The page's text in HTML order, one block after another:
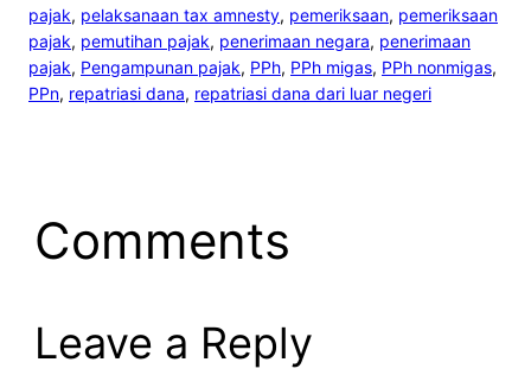
pajak, pelaksanaan tax amnesty, pemeriksaan, pemeriksaan
pajak, pemutihan pajak, penerimaan negara, penerimaan
pajak, Pengampunan pajak, PPh, PPh migas, PPh nonmigas
PPn, repatriasi dana, repatriasi dana dari luar negeri
Comments
Leave a Reply